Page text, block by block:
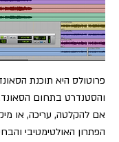
פרוטולס היא תוכנת
והסטנדרט בתחום
אם להקלטה, עריכה, או
הפתרון האולטימטיבי